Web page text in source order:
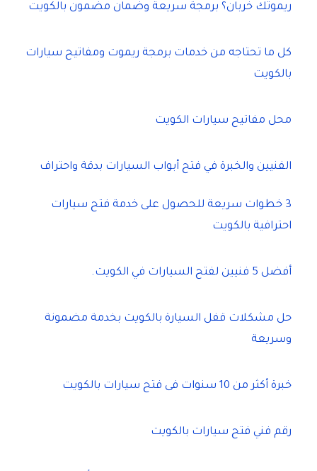
ريموتك خربان؟ برمجة سريعة وضمان مضمون بالكويت
كل ما تحتاجه من خدمات برمجة ريموت ومفاتيح سيارات
بالكويت
محل مفاتيح سيارات الكويت
الفنيين والخبرة في فتح أبواب السيارات بدقة واحتراف
3 خطوات سريعة للحصول على خدمة فتح سيارات
احترافية بالكويت
أفضل 5 فنيين لفتح السيارات في الكويت.
حل مشكلات قفل السيارة بالكويت بخدمة مضمونة
وسريعة
خبرة أكثر من 10 سنوات فى فتح سيارات بالكويت
رقم فني فتح سيارات بالكويت